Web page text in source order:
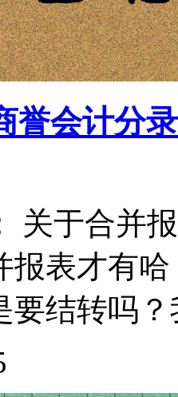
誉会计分
关于合并
报表才有
要结转吗